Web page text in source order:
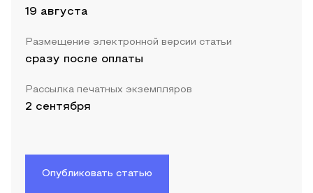
19 августа
Размещение электронной версии статьи
сразу после оплаты
Рассылка печатных экземпляров
2 сентября
Опубликовать статью